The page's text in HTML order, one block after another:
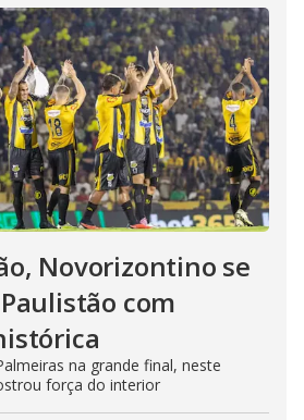
Novorizontino se
com
na grande final, neste
força do interior